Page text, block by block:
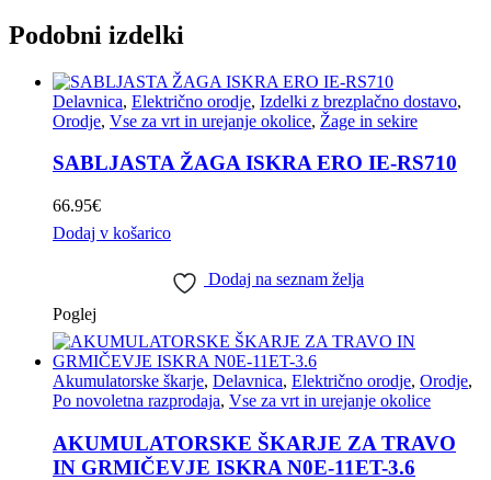
Podobni izdelki
Delavnica, Električno orodje, Izdelki z brezplačno dostavo,
Orodje, Vse za vrt in urejanje okolice, Žage in sekire
SABLJASTA ŽAGA ISKRA ERO IE-RS710
66.95€
Dodaj v košarico
Dodaj na seznam želja
Poglej
Akumulatorske škarje, Delavnica, Električno orodje, Orodje,
Po novoletna razprodaja, Vse za vrt in urejanje okolice
AKUMULATORSKE ŠKARJE ZA TRAVO
IN GRMIČEVJE ISKRA N0E-11ET-3.6